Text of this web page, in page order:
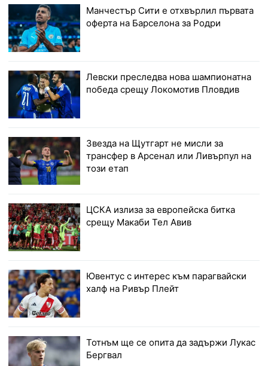
Манчестър Сити е отхвърлил първата
оферта на Барселона за Родри
Левски преследва нова шампионатна
победа срещу Локомотив Пловдив
Звезда на Щутгарт не мисли за
трансфер в Арсенал или Ливърпул на
този етап
ЦСКА излиза за европейска битка
срещу Макаби Тел Авив
Ювентус с интерес към парагвайски
халф на Ривър Плейт
Тотнъм ще се опита да задържи Лукас
Бергвал